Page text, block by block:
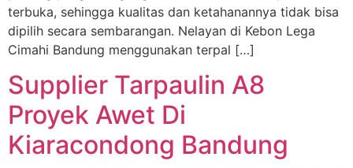
terbuka, sehingga kualitas dan ketahanannya tidak bisa
dipilih secara sembarangan. Nelayan di Kebon Lega
Cimahi Bandung menggunakan terpal […]
Supplier Tarpaulin A8
Proyek Awet Di
Kiaracondong Bandung